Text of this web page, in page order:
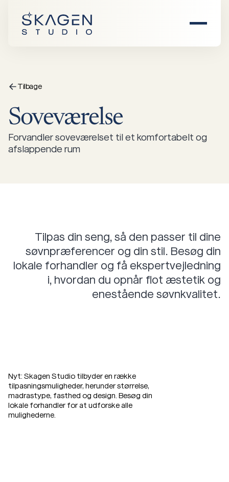
Om os
Produkter
Alle produkter
Fuglsang
Hald
Klejtrup
Egholm
Birkholm
Hjelm
Anholt
Riis
Riis Armchair
Tisvilde Armchair
Find forhandler
Kontakt
Tilbage
Soveværelse
Forvandler soveværelset til et komfortabelt og
afslappende rum
Tilpas din seng, så den passer til dine
søvnpræferencer og din stil. Besøg din
lokale forhandler og få ekspertvejledning
i, hvordan du opnår flot æstetik og
enestående søvnkvalitet.
Nyt: Skagen Studio tilbyder en række
tilpasningsmuligheder, herunder størrelse,
madrastype, fasthed og design. Besøg din
lokale forhandler for at udforske alle
mulighederne.
Slapafi ultimativ
komfort